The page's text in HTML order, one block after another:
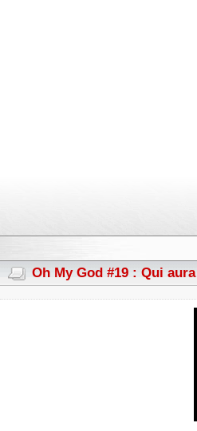
Oh My God #19 : Qui